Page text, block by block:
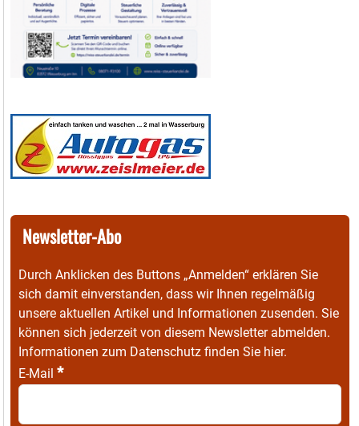
Newsletter-Abo
Durch Anklicken des Buttons „Anmelden“ erklären Sie
sich damit einverstanden, dass wir Ihnen regelmäßig
unsere aktuellen Artikel und Informationen zusenden. Sie
können sich jederzeit von diesem Newsletter abmelden.
Informationen zum Datenschutz finden Sie hier.
E-Mail *